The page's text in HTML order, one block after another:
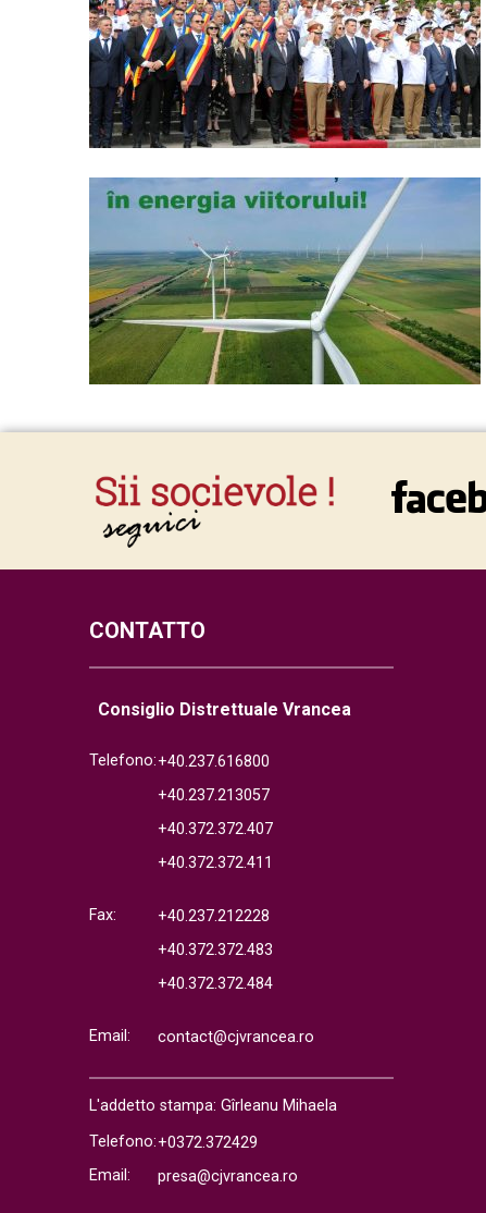
CONTATTO
Consiglio Distrettuale Vrancea
Telefono:+40.237.616800
+40.237.213057
+40.372.372.407
+40.372.372.411
Fax:
+40.237.212228
+40.372.372.483
+40.372.372.484
Email: contact@cjvrancea.ro
L'addetto stampa: Gîrleanu Mihaela
Telefono:+0372.372429
Email:
presa@cjvrancea.ro